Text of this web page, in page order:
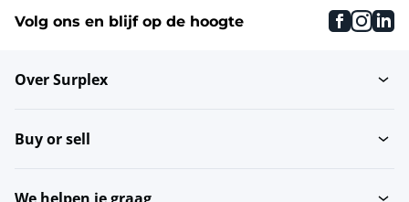
Kookketels Doorloopheteluchttunnels
Volg ons en blijf op de hoogte
Over Surplex
Buy or sell